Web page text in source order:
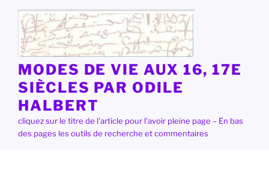
contenu
principal
MODES DE VIE AUX 16, 17E
SIÈCLES PAR ODILE
HALBERT
cliquez sur le titre de l'article pour l'avoir pleine page – En bas
des pages les outils de recherche et commentaires